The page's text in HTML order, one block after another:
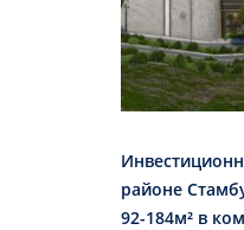
районе
92-184м² в